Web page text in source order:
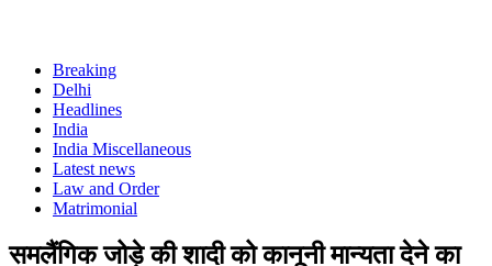
Breaking
Delhi
Headlines
India
India Miscellaneous
Latest news
Law and Order
Matrimonial
समलैंगिक जोड़े की शादी को कानूनी मान्यता देने का